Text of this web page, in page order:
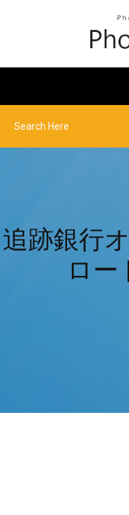
追跡銀行
ロー